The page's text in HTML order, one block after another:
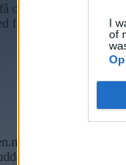
I
of
oppdateringer rett i
fra App Store og
– også eAvisen vår!
for best mulig